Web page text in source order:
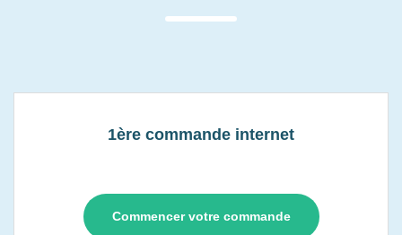
1ère commande internet
Commencer votre commande